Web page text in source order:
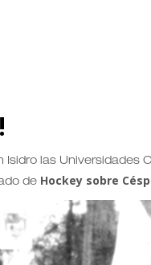
las Universidades
de Hockey sobre